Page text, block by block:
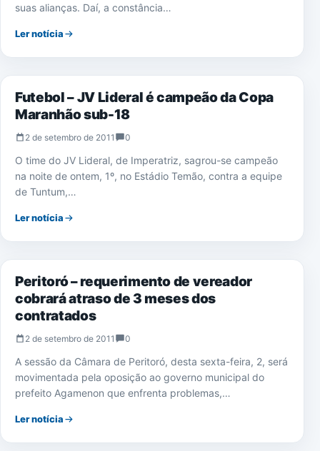
suas alianças. Daí, a constância…
Ler notícia
ESPORTE
Futebol – JV Lideral é campeão da Copa
Maranhão sub-18
2 de setembro de 2011 0
O time do JV Lideral, de Imperatriz, sagrou-se campeão
na noite de ontem, 1º, no Estádio Temão, contra a equipe
de Tuntum,…
Ler notícia
PERITORÓ
Peritoró – requerimento de vereador
cobrará atraso de 3 meses dos
contratados
2 de setembro de 2011 0
A sessão da Câmara de Peritoró, desta sexta-feira, 2, será
movimentada pela oposição ao governo municipal do
prefeito Agamenon que enfrenta problemas,…
Ler notícia